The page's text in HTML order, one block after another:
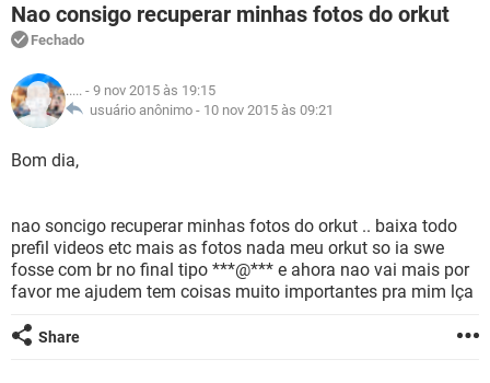
INSTAGRAM GMAIL
GUIA DE COMPRAS
OUTLOOK
INSTAGRAM
GUIA DE COMPRAS
JOGOS WHATSAPP
CELULAR
OUTLOOK
INSTAGRAM
GUIA DE COMPRAS
FÓRUM
JOGOS
CELULAR FACEBOOK
GUIA DE COMPRAS
GLOSSÁRIO
JOGOS
CELULAR
INSTAGRAM GMAIL
GUIA DE COMPRAS
Nao consigo recuperar minhas fotos do orkut
Fechado
..... - 9 nov 2015 às 19:15
usuário anônimo - 10 nov 2015 às 09:21
Bom dia,
nao soncigo recuperar minhas fotos do orkut .. baixa todo
prefil videos etc mais as fotos nada meu orkut so ia swe
fosse com br no final tipo ***@*** e ahora nao vai mais por
favor me ajudem tem coisas muito importantes pra mim lça
Share